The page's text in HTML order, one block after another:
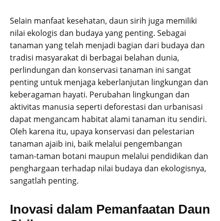
Selain manfaat kesehatan, daun sirih juga memiliki
nilai ekologis dan budaya yang penting. Sebagai
tanaman yang telah menjadi bagian dari budaya dan
tradisi masyarakat di berbagai belahan dunia,
perlindungan dan konservasi tanaman ini sangat
penting untuk menjaga keberlanjutan lingkungan dan
keberagaman hayati. Perubahan lingkungan dan
aktivitas manusia seperti deforestasi dan urbanisasi
dapat mengancam habitat alami tanaman itu sendiri.
Oleh karena itu, upaya konservasi dan pelestarian
tanaman ajaib ini, baik melalui pengembangan
taman-taman botani maupun melalui pendidikan dan
penghargaan terhadap nilai budaya dan ekologisnya,
sangatlah penting.
Inovasi dalam Pemanfaatan Daun